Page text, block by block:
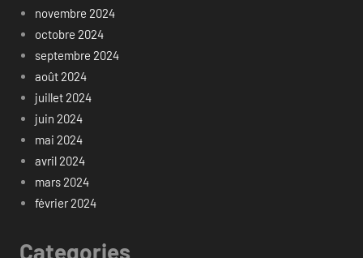
novembre 2024
octobre 2024
septembre 2024
août 2024
juillet 2024
juin 2024
mai 2024
avril 2024
mars 2024
février 2024
Categories